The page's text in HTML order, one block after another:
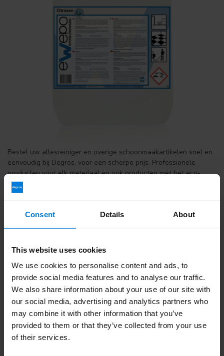
Consent Details About
This website uses cookies
We use cookies to personalise content and ads, to
provide social media features and to analyse our traffic.
We also share information about your use of our site with
our social media, advertising and analytics partners who
may combine it with other information that you’ve
provided to them or that they’ve collected from your use
of their services.
Bestel uw allesreiniger en overige schoonmaakartikelen snel en
eenvoudig bij Degros, voor een scherpe prijs. Professionele
producten voor elk materiaal en ook producten met het eco-
label. Voor 12 uur besteld is de volgende dag in huis!
Wat betaal ik aan verzendkosten en wat zijn de levertijden?
Verzenden kost €6,95 en is Gratis vanaf €150,- Voor 16:00
is.
Wat is de garantietermijn en welke kwaliteit kan ik
verwachten?
Wij leveren uitsluitend A-kwaliteit producten. De wettelijke
garantietermijn is 6 maanden. Is een product niet naar wens dan
is retourneren makkelijk bij Degros. Wij zijn aangesloten bij
Webshop Keurmerk dat maakt shoppen bij Degros veilig en
betrouwbaar.